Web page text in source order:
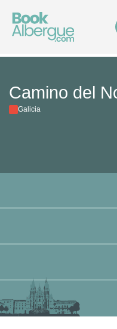
Camino del
Galicia